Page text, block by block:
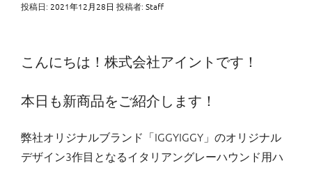
投稿日: 2021年12月28日 投稿者: Staff
こんにちは！株式会社アイントです！
本日も新商品をご紹介します！
弊社オリジナルブランド「IGGYIGGY」のオリジナル
デザイン3作目となるイタリアングレーハウンド用ハ